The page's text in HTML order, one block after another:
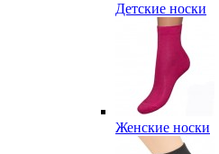
Детские носки
Женские носки